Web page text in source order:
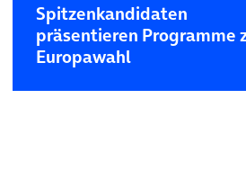
Spitzenkandidaten
präsentieren Programme
Europawahl